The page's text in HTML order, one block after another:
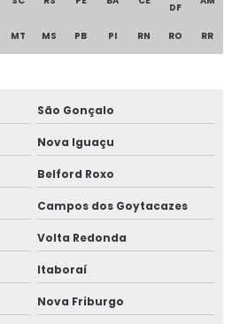
de prontuário nr 13
nr 12
nr 12
de nr 10
DF
MT MS PB PI RN RO RR
São Gonçalo
Nova Iguaçu
Belford Roxo
Campos dos Goytacazes
Volta Redonda
Itaboraí
Nova Friburgo